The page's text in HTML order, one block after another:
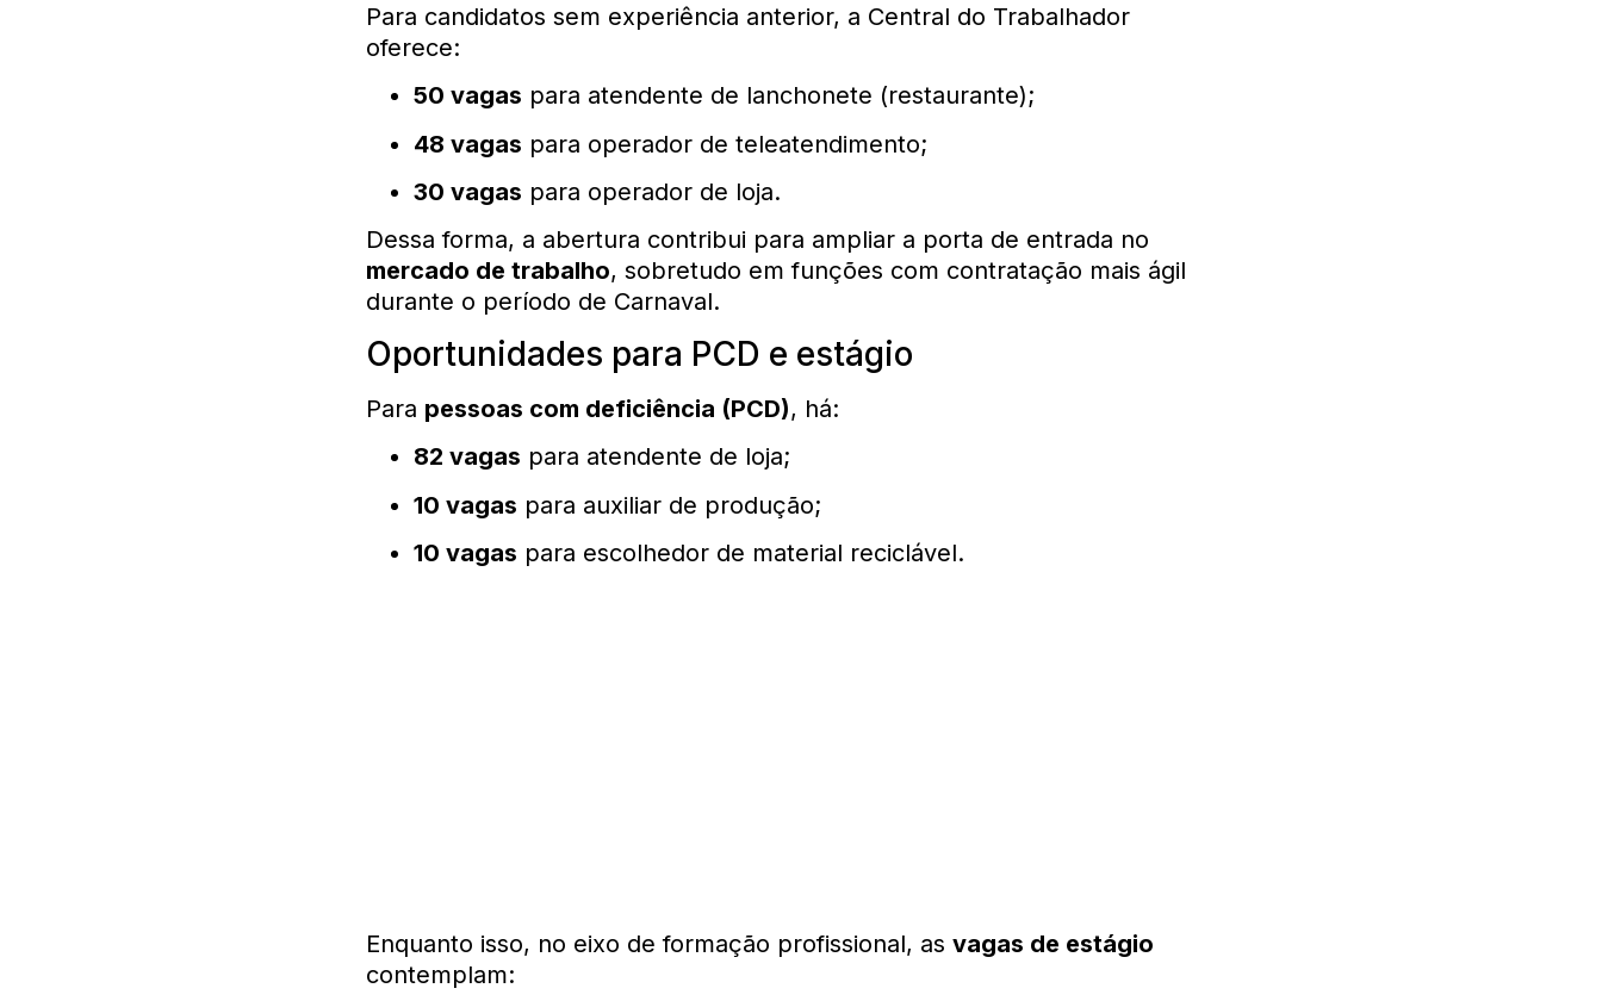
Para candidatos sem experiência anterior, a Central do Trabalhador
oferece:
50 vagas para atendente de lanchonete (restaurante);
48 vagas para operador de teleatendimento;
30 vagas para operador de loja.
Dessa forma, a abertura contribui para ampliar a porta de entrada no
mercado de trabalho, sobretudo em funções com contratação mais ágil
durante o período de Carnaval.
Oportunidades para PCD e estágio
Para pessoas com deficiência (PCD), há:
82 vagas para atendente de loja;
10 vagas para auxiliar de produção;
10 vagas para escolhedor de material reciclável.
Enquanto isso, no eixo de formação profissional, as vagas de estágio
contemplam: